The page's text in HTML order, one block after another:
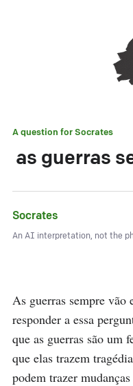
A question forSocrates
as guerras
Socrates
An AI interpretation, not the
As guerras sempre vão
responder a essa
que as guerras são um
que elas trazem
podem trazer